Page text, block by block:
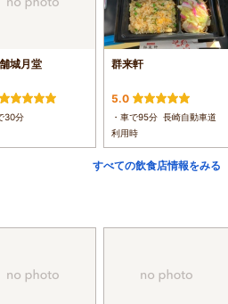
城月堂
30分
群来軒
5.0
・車で95分 長崎自動車道
利用時
すべての飲食店情報をみる